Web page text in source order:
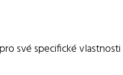
své specifické